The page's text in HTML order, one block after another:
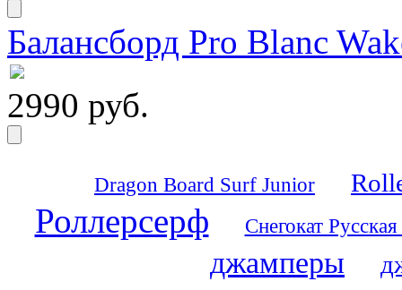
Балансборд Pro Blanc
2990 руб.
Dragon Board Surf Junior
Роллерсерф Снегокат
джамперы